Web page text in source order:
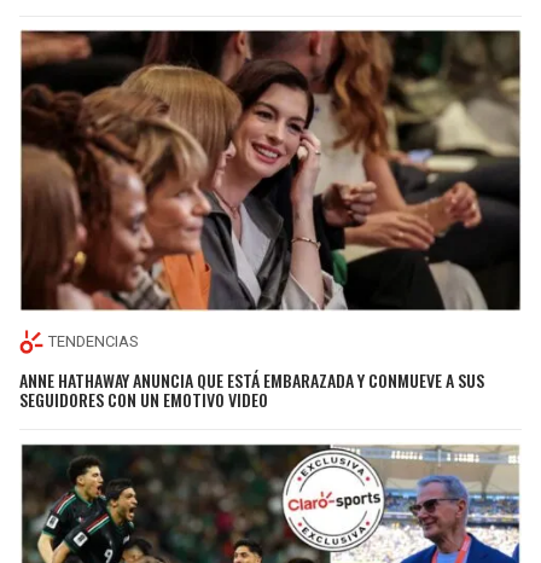
TENDENCIAS
ANNE HATHAWAY ANUNCIA QUE ESTÁ EMBARAZADA Y CONMUEVE A SUS
SEGUIDORES CON UN EMOTIVO VIDEO